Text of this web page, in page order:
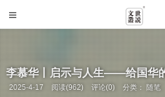
李慕华丨启示与人生——给国华
2025-4-17 阅读(962) 评论(0) 分类：随笔